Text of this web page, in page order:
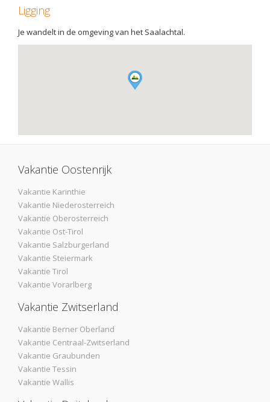
Ligging
Je wandelt in de omgeving van het Saalachtal.
Vakantie Oostenrijk
Vakantie Karinthie
Vakantie Niederosterreich
Vakantie Oberosterreich
Vakantie Ost-Tirol
Vakantie Salzburgerland
Vakantie Steiermark
Vakantie Tirol
Vakantie Vorarlberg
Vakantie Zwitserland
Vakantie Berner Oberland
Vakantie Centraal-Zwitserland
Vakantie Graubunden
Vakantie Tessin
Vakantie Wallis